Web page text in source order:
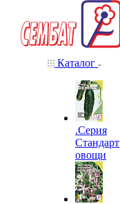
Каталог
.Серия
Стандарт
овощи